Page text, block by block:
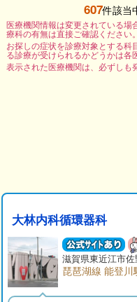
607件該当
医療機関情報は変更されている場
療科の有無は直接ご確認ください
お探しの症状を診療対象とする
る診療が受けられるかどうかは各
表示された医療機関は、必ずしも
大林内科循環器科
滋賀県東近江市
琵琶湖線 能登